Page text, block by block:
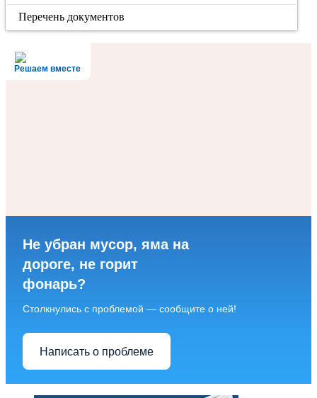
Перечень документов
Решаем вместе
Не убран мусор, яма на
дороге, не горит
фонарь?
Столкнулись с проблемой — сообщите о ней!
Написать о проблеме